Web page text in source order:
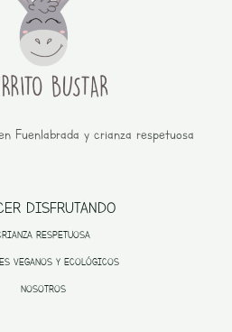
Fuenlabrada y crianza respetuosa
DISFRUTANDO
RESPETUOSA
VEGANOS Y ECOLÓGICOS
NOSOTROS